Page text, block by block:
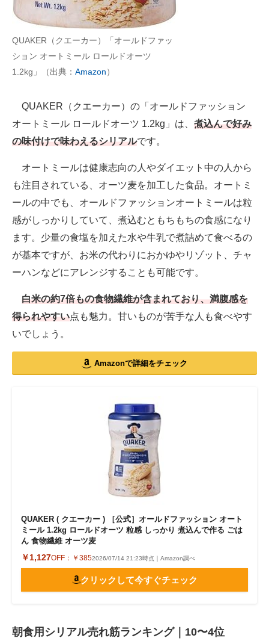
QUAKER（クエーカー）「オールドファッ
ション オートミール ロールドオーツ
1.2kg」（出典： Amazon）
QUAKER（クエーカー）の「オールドファッション
オートミール ロールドオーツ 1.2kg」は、 煮込んで好み
の味付けで味わえるシリアルです。
オートミールは健康志向の人やダイエット中の人から
も注目されている、オーツ麦を加工した食品。オートミ
ールの中でも、オールドファッションオートミールは粒
感がしっかりしていて、煮込むともちもちの食感になり
ます。少量の食塩を加えた水や牛乳で煮詰めて食べるの
が基本ですが、お米の代わりにおかゆやリゾット、チャ
ーハンなどにアレンジすることも可能です。
白米の約7倍もの食物繊維が含まれており、満腹感を
得られやすい点も魅力。甘いものが苦手な人も食べやす
いでしょう。
Amazonで詳細をチェック
QUAKER ( クエーカー ) ［公式］オールドファッション オート
ミール 1.2kg ロールドオーツ 粒感 しっかり 煮込んで作る ごは
ん 食物繊維 オーツ麦
￥1,127OFF： ￥3852026/07/14 21:23時点｜Amazon調べ
クリックして今すぐチェック
朝食用シリアル売れ筋ランキング｜10〜4位